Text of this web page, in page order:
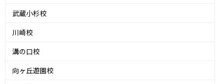
武蔵小杉校
川崎校
溝の口校
向ヶ丘遊園校